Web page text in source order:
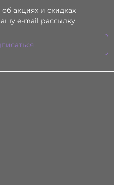
акциях и скидках
e-mail рассылку